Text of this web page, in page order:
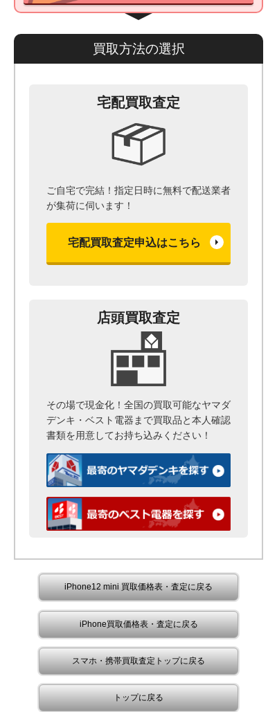
買取方法の選択
宅配買取査定
ご自宅で完結！指定日時に無料で配送業者
が集荷に伺います！
宅配買取査定申込はこちら
店頭買取査定
その場で現金化！全国の買取可能なヤマダ
デンキ・ベスト電器まで買取品と本人確認
書類を用意してお持ち込みください！
iPhone12 mini 買取価格表・査定に戻る
iPhone買取価格表・査定に戻る
スマホ・携帯買取査定トップに戻る
トップに戻る